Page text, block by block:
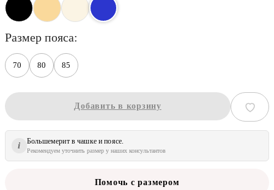
размер пояса
70 80 85
Добавить в корзину
i Большемерит в чашке и поясе.
Рекомендуем уточнить размер у наших консультантов
Помочь с размером